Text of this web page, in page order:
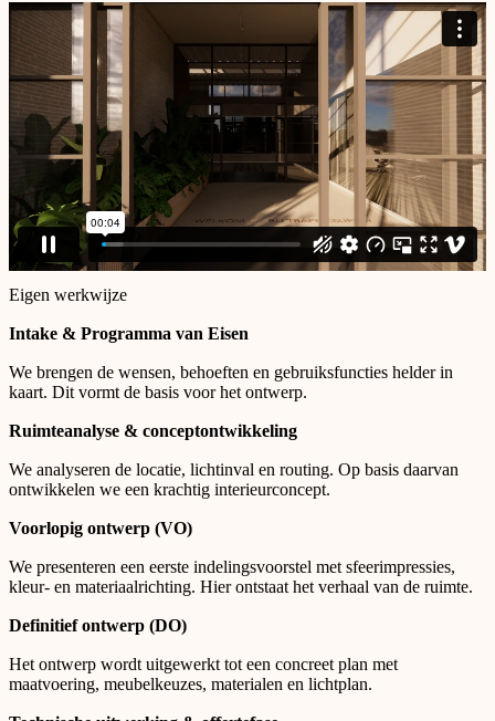
Eigen werkwijze
Intake & Programma van Eisen
We brengen de wensen, behoeften en gebruiksfuncties helder in
kaart. Dit vormt de basis voor het ontwerp.
Ruimteanalyse & conceptontwikkeling
We analyseren de locatie, lichtinval en routing. Op basis daarvan
ontwikkelen we een krachtig interieurconcept.
Voorlopig ontwerp (VO)
We presenteren een eerste indelingsvoorstel met sfeerimpressies,
kleur- en materiaalrichting. Hier ontstaat het verhaal van de ruimte.
Definitief ontwerp (DO)
Het ontwerp wordt uitgewerkt tot een concreet plan met
maatvoering, meubelkeuzes, materialen en lichtplan.